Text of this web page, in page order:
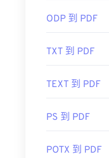
https://
ODP 到 PDF
TXT 到 PDF
TEXT 到 PDF
PS 到 PDF
POTX 到 PDF